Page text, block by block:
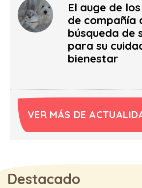
El auge de
de compañía
búsqueda de
para su
bienestar
VER MÁS DE
Destacado